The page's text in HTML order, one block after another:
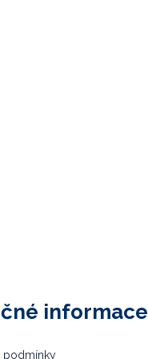
informace
podmínky